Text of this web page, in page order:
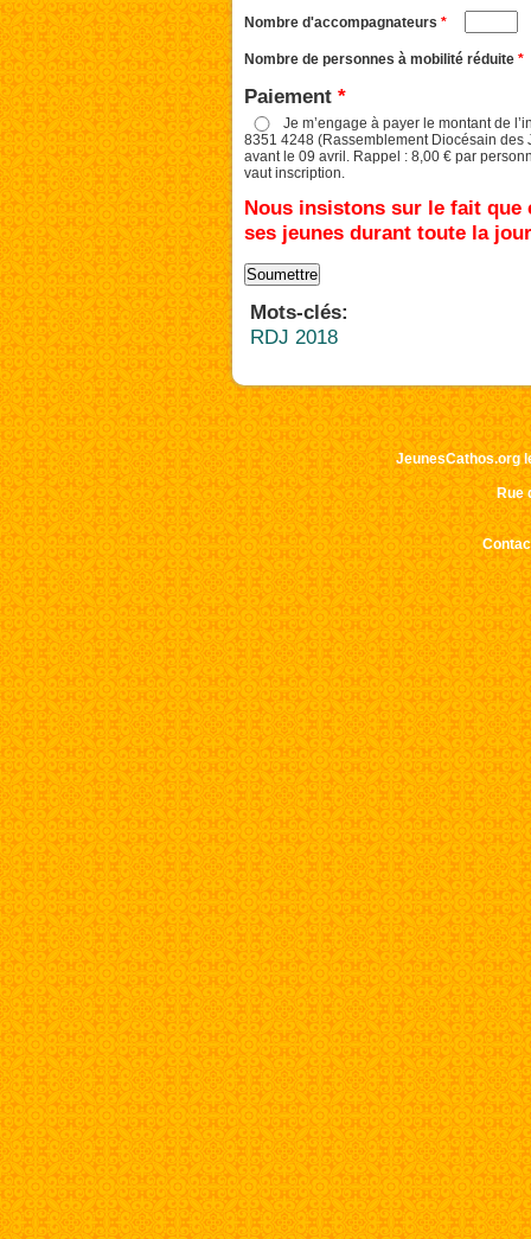
Nombre d'accompagnateurs *
Nombre de personnes à mobilité réduite *
Paiement *
Je m’engage à payer le montant de
8351 4248 (Rassemblement Diocésain des
avant le 09 avril. Rappel : 8,00 € par
vaut inscription.
Nous insistons sur le fait que
ses jeunes durant toute la
Mots-clés:
RDJ 2018
JeunesCathos.org
Rue